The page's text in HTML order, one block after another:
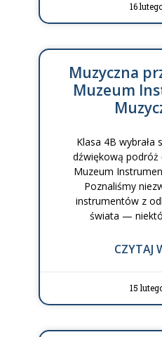
16
Muzyczna
Muzeum
Klasa 4B wybrała
dźwiękową podróż
Muzeum
Poznaliśmy
instrumentów z
świata —
CZYTAJ
15